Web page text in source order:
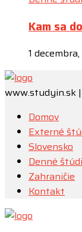
Kam sa
1 decembra,
www.studyin.sk
Domov
Externé
Slovensko
Denné
Zahraničie
Kontakt